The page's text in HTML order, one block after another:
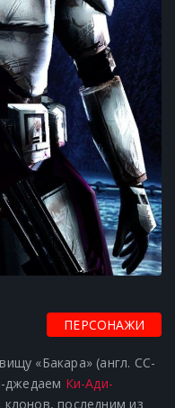
ПЕРСОНАЖИ
«Бакара» (англ. CC-
джедаем Ки-Ади-
последним из